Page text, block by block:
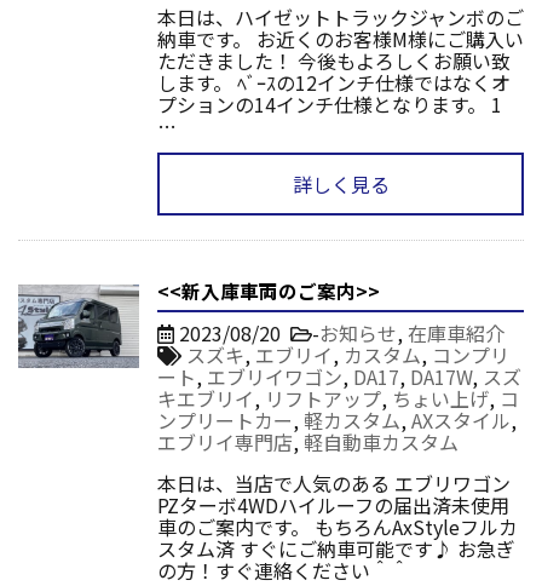
本日は、ハイゼットトラックジャンボのご
納車です。 お近くのお客様M様にご購入い
ただきました！ 今後もよろしくお願い致
します。 ﾍﾞｰｽの12インチ仕様ではなくオ
プションの14インチ仕様となります。 1
…
詳しく見る
<<新入庫車両のご案内>>
2023/08/20 -お知らせ,在庫車紹介
スズキ,エブリイ, カスタム, コンプリ
ート, エブリイワゴン, DA17, DA17W, スズ
キエブリイ, リフトアップ, ちょい上げ, コ
ンプリートカー, 軽カスタム,AXスタイル,
エブリイ専門店, 軽自動車カスタム
本日は、当店で人気のある エブリワゴン
PZターボ4WDハイルーフの届出済未使用
車のご案内です。 もちろんAxStyleフルカ
スタム済 すぐにご納車可能です♪ お急ぎ
の方！すぐ連絡ください＾＾